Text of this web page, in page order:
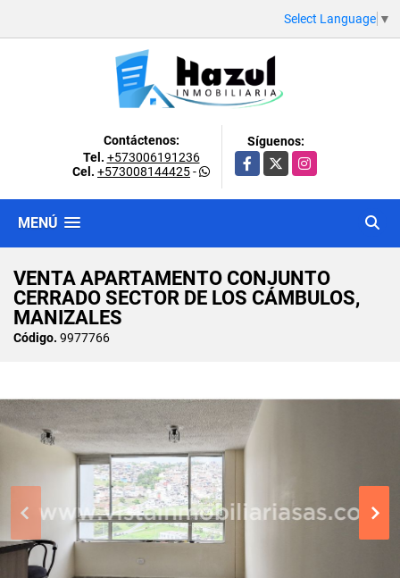
Select Language ▼
Contáctenos:
Tel. +573006191236
Cel. +573008144425-
Síguenos:
Facebook
X Instagram
MENÚ
VENTA APARTAMENTO CONJUNTO
CERRADO SECTOR DE LOS CÁMBULOS,
MANIZALES
Código. 9977766